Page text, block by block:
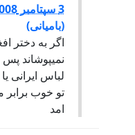
3 سپتامبر 2008, 03:18
(بامیانی)
اگر به دختر
نمیپوشاند پس
لباس ایرانی
تو خوب برابر
امد